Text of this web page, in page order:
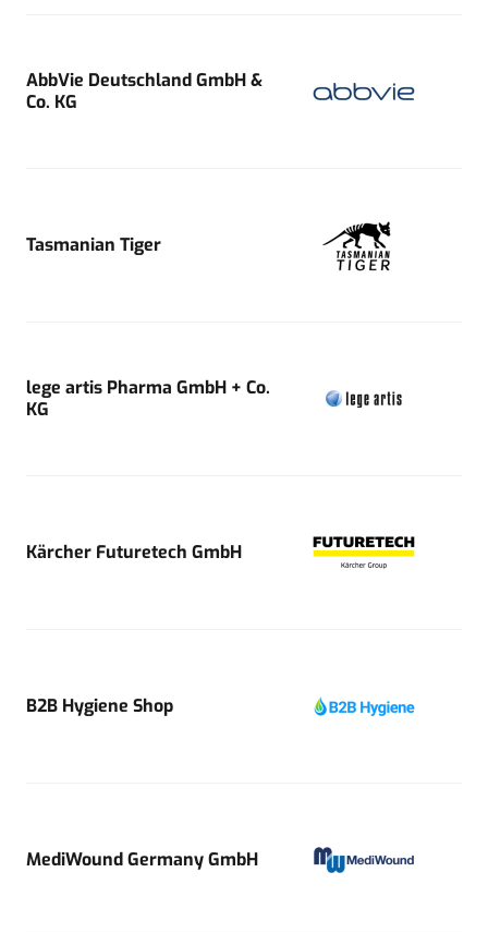
AbbVie Deutschland GmbH &
Co. KG
Tasmanian Tiger
lege artis Pharma GmbH + Co.
KG
Kärcher Futuretech GmbH
B2B Hygiene Shop
MediWound Germany GmbH